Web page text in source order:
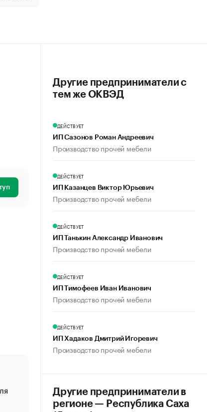
«От спорта тело стареет иначе». Как живет глава
создавшей GTA
Другие предприниматели с
тем же ОКВЭД
ДЕЙСТВУЕТ
ИП Сазонов Роман Андреевич
Производство прочей мебели
ДЕЙСТВУЕТ
ИП Казанцев Виктор Юрьевич
Производство прочей мебели
ДЕЙСТВУЕТ
ИП Танькин Александр Иванович
Производство прочей мебели
ДЕЙСТВУЕТ
ИП Тимофеев Иван Иванович
Производство прочей мебели
ДЕЙСТВУЕТ
ИП Хадаков Дмитрий Игоревич
Производство прочей мебели
Другие предприниматели в
регионе — Республика Саха